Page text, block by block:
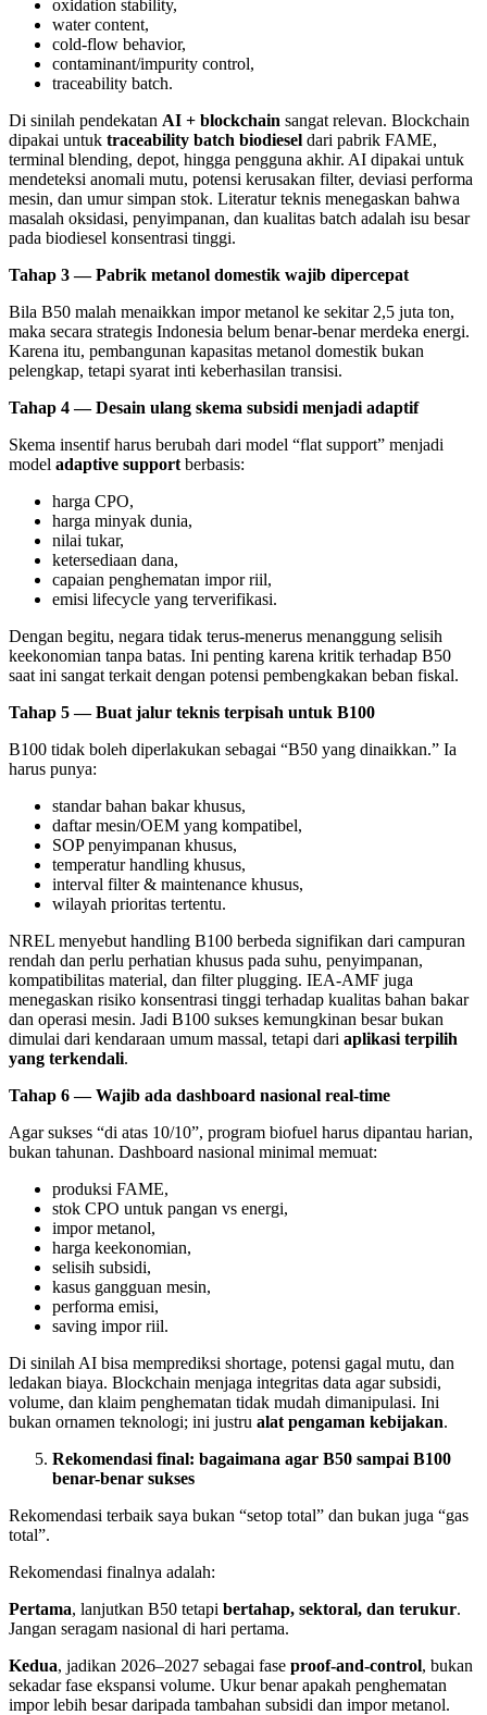
oxidation stability,
water content,
cold-flow behavior,
contaminant/impurity control,
traceability batch.
Di sinilah pendekatan AI + blockchain sangat relevan. Blockchain
dipakai untuk traceability batch biodiesel dari pabrik FAME,
terminal blending, depot, hingga pengguna akhir. AI dipakai untuk
mendeteksi anomali mutu, potensi kerusakan filter, deviasi performa
mesin, dan umur simpan stok. Literatur teknis menegaskan bahwa
masalah oksidasi, penyimpanan, dan kualitas batch adalah isu besar
pada biodiesel konsentrasi tinggi.
Tahap 3 — Pabrik metanol domestik wajib dipercepat
Bila B50 malah menaikkan impor metanol ke sekitar 2,5 juta ton,
maka secara strategis Indonesia belum benar-benar merdeka energi.
Karena itu, pembangunan kapasitas metanol domestik bukan
pelengkap, tetapi syarat inti keberhasilan transisi.
Tahap 4 — Desain ulang skema subsidi menjadi adaptif
Skema insentif harus berubah dari model “flat support” menjadi
model adaptive support berbasis:
harga CPO,
harga minyak dunia,
nilai tukar,
ketersediaan dana,
capaian penghematan impor riil,
emisi lifecycle yang terverifikasi.
Dengan begitu, negara tidak terus-menerus menanggung selisih
keekonomian tanpa batas. Ini penting karena kritik terhadap B50
saat ini sangat terkait dengan potensi pembengkakan beban fiskal.
Tahap 5 — Buat jalur teknis terpisah untuk B100
B100 tidak boleh diperlakukan sebagai “B50 yang dinaikkan.” Ia
harus punya:
standar bahan bakar khusus,
daftar mesin/OEM yang kompatibel,
SOP penyimpanan khusus,
temperatur handling khusus,
interval filter & maintenance khusus,
wilayah prioritas tertentu.
NREL menyebut handling B100 berbeda signifikan dari campuran
rendah dan perlu perhatian khusus pada suhu, penyimpanan,
kompatibilitas material, dan filter plugging. IEA-AMF juga
menegaskan risiko konsentrasi tinggi terhadap kualitas bahan bakar
dan operasi mesin. Jadi B100 sukses kemungkinan besar bukan
dimulai dari kendaraan umum massal, tetapi dari aplikasi terpilih
yang terkendali.
Tahap 6 — Wajib ada dashboard nasional real-time
Agar sukses “di atas 10/10”, program biofuel harus dipantau harian,
bukan tahunan. Dashboard nasional minimal memuat:
produksi FAME,
stok CPO untuk pangan vs energi,
impor metanol,
harga keekonomian,
selisih subsidi,
kasus gangguan mesin,
performa emisi,
saving impor riil.
Di sinilah AI bisa memprediksi shortage, potensi gagal mutu, dan
ledakan biaya. Blockchain menjaga integritas data agar subsidi,
volume, dan klaim penghematan tidak mudah dimanipulasi. Ini
bukan ornamen teknologi; ini justru alat pengaman kebijakan.
Rekomendasi final: bagaimana agar B50 sampai B100
benar-benar sukses
Rekomendasi terbaik saya bukan “setop total” dan bukan juga “gas
total”.
Rekomendasi finalnya adalah:
Pertama, lanjutkan B50 tetapi bertahap, sektoral, dan terukur.
Jangan seragam nasional di hari pertama.
Kedua, jadikan 2026–2027 sebagai fase proof-and-control, bukan
sekadar fase ekspansi volume. Ukur benar apakah penghematan
impor lebih besar daripada tambahan subsidi dan impor metanol.